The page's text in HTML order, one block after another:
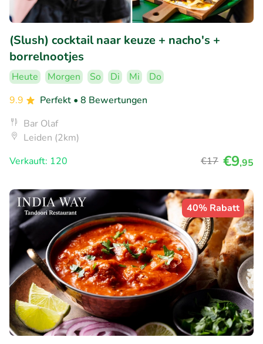
(Slush) cocktail naar keuze + nacho's +
borrelnootjes
Heute Morgen So Di Mi
Do
9.9
Perfekt • 8 Bewertungen
Bar Olaf
Leiden (2km)
Verkauft: 120
€17 €9,95
40% Rabatt